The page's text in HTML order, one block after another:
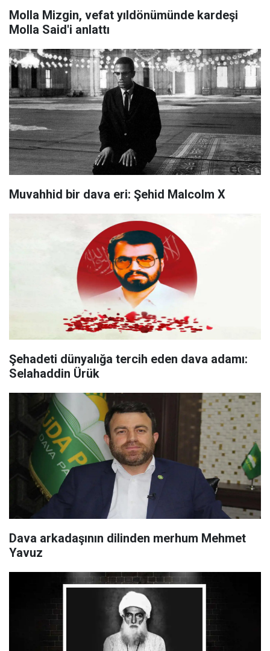
Molla Mizgin, vefat yıldönümünde kardeşi
Molla Said'i anlattı
Muvahhid bir dava eri: Şehid Malcolm X
Şehadeti dünyalığa tercih eden dava adamı:
Selahaddin Ürük
Dava arkadaşının dilinden merhum Mehmet
Yavuz